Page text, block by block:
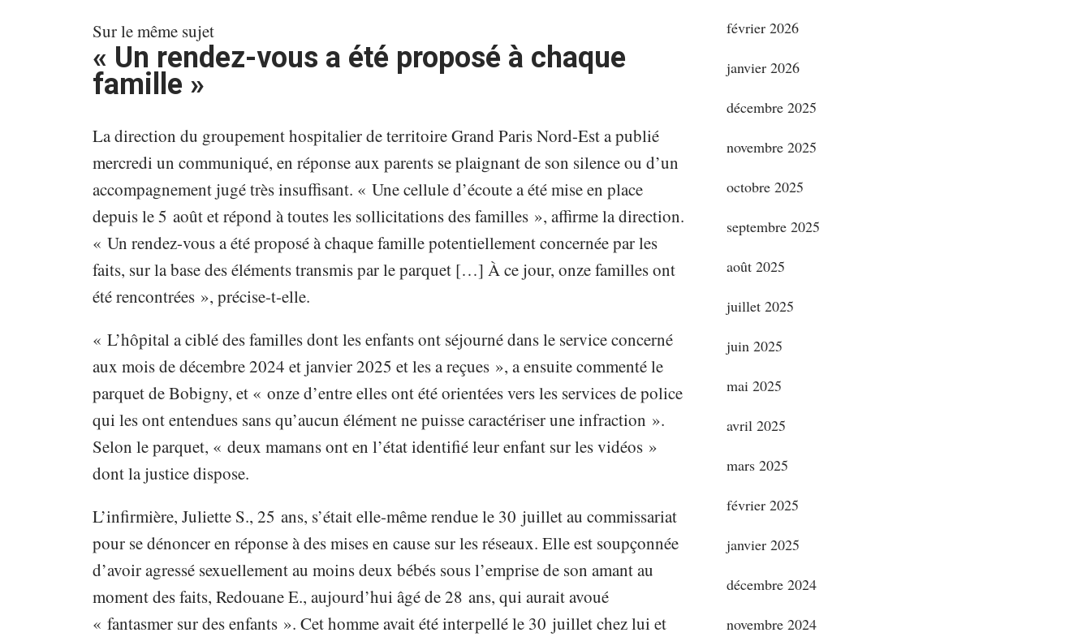
Sur le même sujet
« Un rendez-vous a été proposé à chaque
famille »
La direction du groupement hospitalier de territoire Grand Paris Nord-Est a publié
mercredi un communiqué, en réponse aux parents se plaignant de son silence ou d’un
accompagnement jugé très insuffisant. « Une cellule d’écoute a été mise en place
depuis le 5 août et répond à toutes les sollicitations des familles », affirme la direction.
« Un rendez-vous a été proposé à chaque famille potentiellement concernée par les
faits, sur la base des éléments transmis par le parquet […] À ce jour, onze familles ont
été rencontrées », précise-t-elle.
« L’hôpital a ciblé des familles dont les enfants ont séjourné dans le service concerné
aux mois de décembre 2024 et janvier 2025 et les a reçues », a ensuite commenté le
parquet de Bobigny, et « onze d’entre elles ont été orientées vers les services de police
qui les ont entendues sans qu’aucun élément ne puisse caractériser une infraction ».
Selon le parquet, « deux mamans ont en l’état identifié leur enfant sur les vidéos »
dont la justice dispose.
L’infirmière, Juliette S., 25 ans, s’était elle-même rendue le 30 juillet au commissariat
pour se dénoncer en réponse à des mises en cause sur les réseaux. Elle est soupçonnée
d’avoir agressé sexuellement au moins deux bébés sous l’emprise de son amant au
moment des faits, Redouane E., aujourd’hui âgé de 28 ans, qui aurait avoué
« fantasmer sur des enfants ». Cet homme avait été interpellé le 30 juillet chez lui et
février 2026
janvier 2026
décembre 2025
novembre 2025
octobre 2025
septembre 2025
août 2025
juillet 2025
juin 2025
mai 2025
avril 2025
mars 2025
février 2025
janvier 2025
décembre 2024
novembre 2024